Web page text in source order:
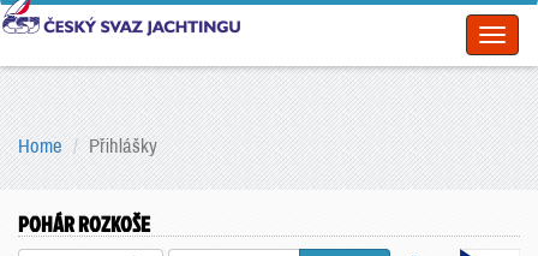
Home Přihlášky
POHÁR ROZKOŠE